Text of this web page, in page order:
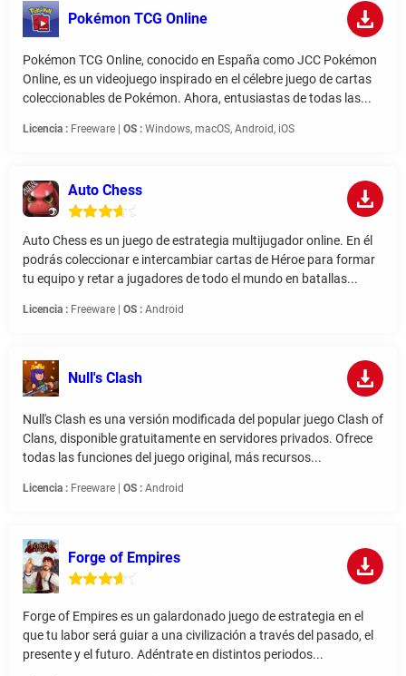
Pokémon TCG Online
Pokémon TCG Online, conocido en España como JCC Pokémon
Online, es un videojuego inspirado en el célebre juego de cartas
coleccionables de Pokémon. Ahora, entusiastas de todas las...
Licencia : Freeware | OS : Windows, macOS, Android, iOS
Auto Chess
Auto Chess es un juego de estrategia multijugador online. En él
podrás coleccionar e intercambiar cartas de Héroe para formar
tu equipo y retar a jugadores de todo el mundo en batallas...
Licencia : Freeware | OS : Android
Null's Clash
Null's Clash es una versión modificada del popular juego Clash of
Clans, disponible gratuitamente en servidores privados. Ofrece
todas las funciones del juego original, más recursos...
Licencia : Freeware | OS : Android
Forge of Empires
Forge of Empires es un galardonado juego de estrategia en el
que tu labor será guiar a una civilización a través del pasado, el
presente y el futuro. Adéntrate en distintos periodos...